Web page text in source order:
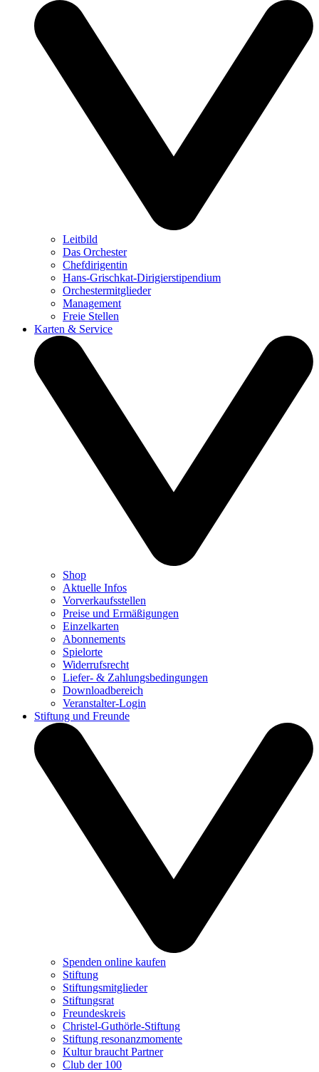
Leitbild
Das Orchester
Chefdirigentin
Hans-Grischkat-Dirigierstipendium
Orchestermitglieder
Management
Freie Stellen
Karten & Service
Shop
Aktuelle Infos
Vorverkaufsstellen
Preise und Ermäßigungen
Einzelkarten
Abonnements
Spielorte
Widerrufsrecht
Liefer- & Zahlungsbedingungen
Downloadbereich
Veranstalter-Login
Stiftung und Freunde
Spenden online kaufen
Stiftung
Stiftungsmitglieder
Stiftungsrat
Freundeskreis
Christel-Guthörle-Stiftung
Stiftung resonanzmomente
Kultur braucht Partner
Club der 100